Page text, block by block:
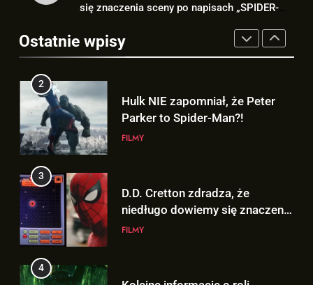
D.D. Cretton zdradza, że
niedługo dowiemy się znaczenia
sceny po napisach „SPIDER-
FILMY
4
Kolejne informacje o roli
Lokiego w „AVENGERS:
DOOMSDAY”!
5
Trailer „AVENGERS: ENDGAME
ENCORE” nadchodzi!
6
się znaczenia sceny po napisach „SPIDER-
Ostatnie wpisyHulk NIE zapomniał, że Peter
Parker to Spider-Man?!
3
D.D. Cretton zdradza, że
niedługo dowiemy się znaczenia
Kolejne informacje o roli
Lokiego w „AVENGERS: